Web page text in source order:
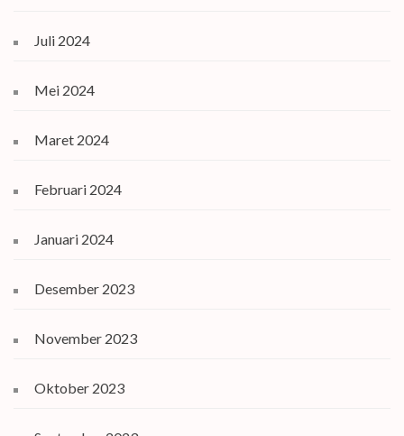
Juli 2024
Mei 2024
Maret 2024
Februari 2024
Januari 2024
Desember 2023
November 2023
Oktober 2023